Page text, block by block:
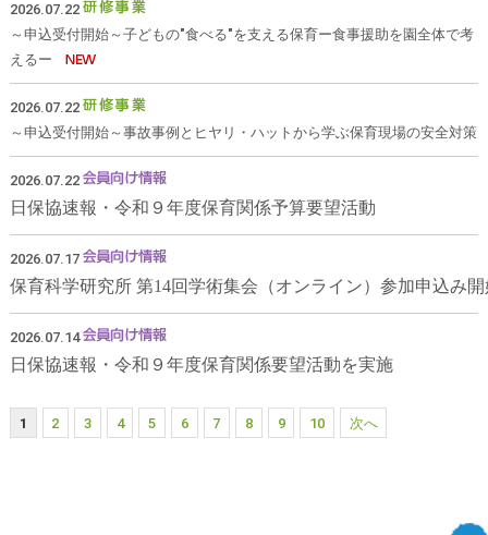
2026.07.22
～申込受付開始～子どもの"食べる"を支える保育ー食事援助を園全体で考
えるー
2026.07.22
～申込受付開始～事故事例とヒヤリ・ハットから学ぶ保育現場の安全対策
2026.07.22
日保協速報・令和９年度保育関係予算要望活動
2026.07.17
保育科学研究所 第14回学術集会（オンライン）参加申込み
2026.07.14
日保協速報・令和９年度保育関係要望活動を実施
1 2 3 4 5 6 7 8 9 10 次へ